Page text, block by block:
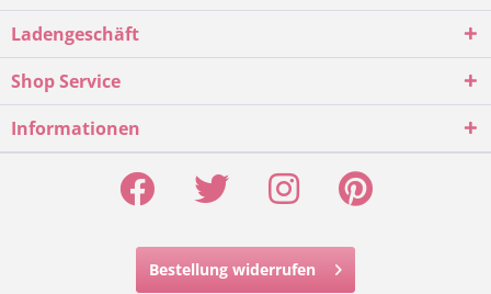
Ladengeschäft
Shop Service
Informationen
Bestellung widerrufen